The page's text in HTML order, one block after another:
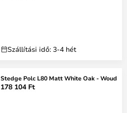
Szállítási idő: 3-4 hét
Stedge Polc L80 Matt White Oak - Woud
178 104 Ft